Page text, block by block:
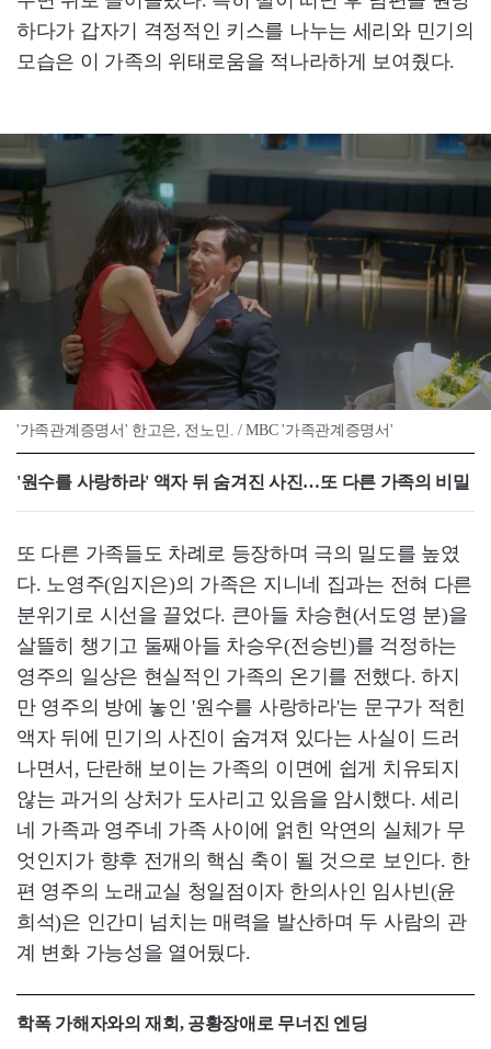
하다가 갑자기 격정적인 키스를 나누는 세리와 민기의
모습은 이 가족의 위태로움을 적나라하게 보여줬다.
'가족관계증명서' 한고은, 전노민. / MBC '가족관계증명서'
'원수를 사랑하라' 액자 뒤 숨겨진 사진…또 다른 가족의 비밀
또 다른 가족들도 차례로 등장하며 극의 밀도를 높였
다. 노영주(임지은)의 가족은 지니네 집과는 전혀 다른
분위기로 시선을 끌었다. 큰아들 차승현(서도영 분)을
살뜰히 챙기고 둘째아들 차승우(전승빈)를 걱정하는
영주의 일상은 현실적인 가족의 온기를 전했다. 하지
만 영주의 방에 놓인 '원수를 사랑하라'는 문구가 적힌
액자 뒤에 민기의 사진이 숨겨져 있다는 사실이 드러
나면서, 단란해 보이는 가족의 이면에 쉽게 치유되지
않는 과거의 상처가 도사리고 있음을 암시했다. 세리
네 가족과 영주네 가족 사이에 얽힌 악연의 실체가 무
엇인지가 향후 전개의 핵심 축이 될 것으로 보인다. 한
편 영주의 노래교실 청일점이자 한의사인 임사빈(윤
희석)은 인간미 넘치는 매력을 발산하며 두 사람의 관
계 변화 가능성을 열어뒀다.
학폭 가해자와의 재회, 공황장애로 무너진 엔딩